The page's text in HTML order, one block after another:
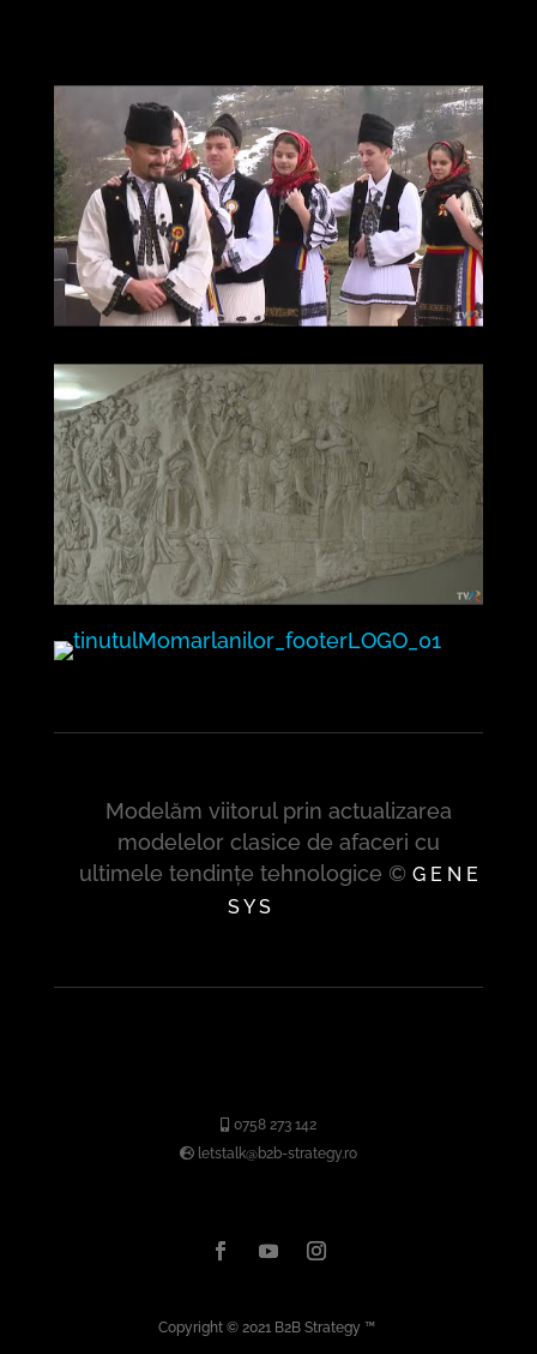
Modelăm viitorul prin actualizarea
modelelor clasice de afaceri cu
ultimele tendințe tehnologice ©G E N E
S Y S
0758 273 142
letstalk@b2b-strategy.ro
Copyright © 2021 B2B Strategy ™